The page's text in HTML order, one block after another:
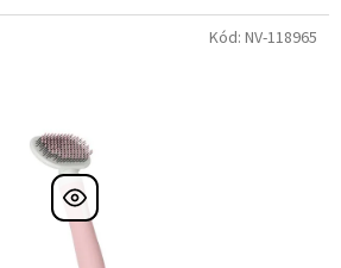
Kód: NV-118965